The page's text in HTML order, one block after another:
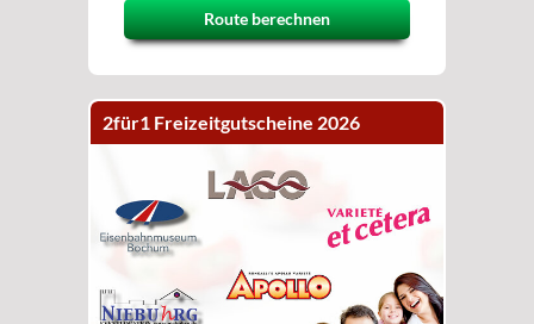
Route berechnen
2für1 Freizeitgutscheine 2026